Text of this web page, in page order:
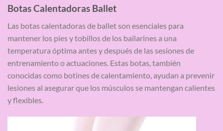
Botas Calentadoras Ballet
Las botas calentadoras de ballet son esenciales para
mantener los pies y tobillos de los bailarines a una
temperatura óptima antes y después de las sesiones de
entrenamiento o actuaciones. Estas botas, también
conocidas como botines de calentamiento, ayudan a prevenir
lesiones al asegurar que los músculos se mantengan calientes
y flexibles.